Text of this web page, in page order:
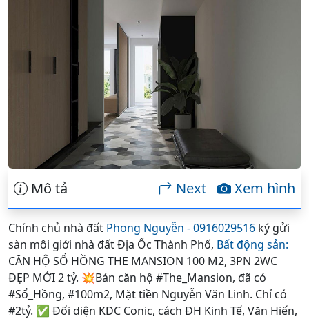
Mô tả Xem hình
Next
Chính chủ nhà đất Phong Nguyễn - 0916029516 ký gửi
sàn môi giới nhà đất Địa Ốc Thành Phố, Bất động sản:
CĂN HỘ SỔ HỒNG THE MANSION 100 M2, 3PN 2WC
ĐẸP MỚI 2 tỷ. 💥Bán căn hộ #The_Mansion, đã có
#Sổ_Hồng, #100m2, Mặt tiền Nguyễn Văn Linh. Chỉ có
#2tỷ. ✅ Đối diện KDC Conic, cách ĐH Kinh Tế, Văn Hiến,